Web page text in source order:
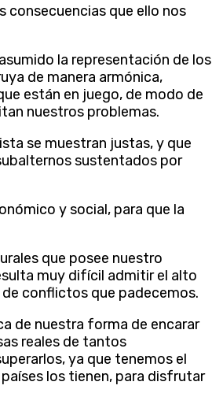
consecuencias que ello nos
la representación de los
de manera armónica,
están en juego, de modo de
nuestros problemas.
se muestran justas, y que
sustentados por
y social, para que la
que posee nuestro
muy difícil admitir el alto
conflictos que padecemos.
de nuestra forma de encarar
reales de tantos
ya que tenemos el
los tienen, para disfrutar